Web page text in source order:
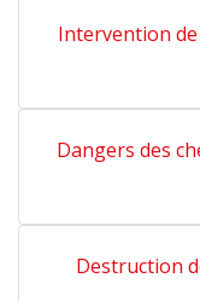
Intervention
Dangers des
Destruction